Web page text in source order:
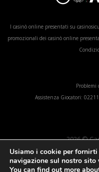
I casinò online presentati su
promozionali dei casinò online
Problemi
Assistenza Giocatori:
2026 ©
Chi siamo FAQs
Partners
Usiamo i cookie per
navigazione sul nostro sito
You can find out more